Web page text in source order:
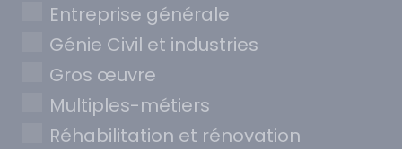
Entreprise générale
Génie Civil et industries
Gros œuvre
Multiples-métiers
Réhabilitation et rénovation